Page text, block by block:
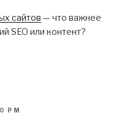
сайтов — что важнее
SEO или контент?
PM